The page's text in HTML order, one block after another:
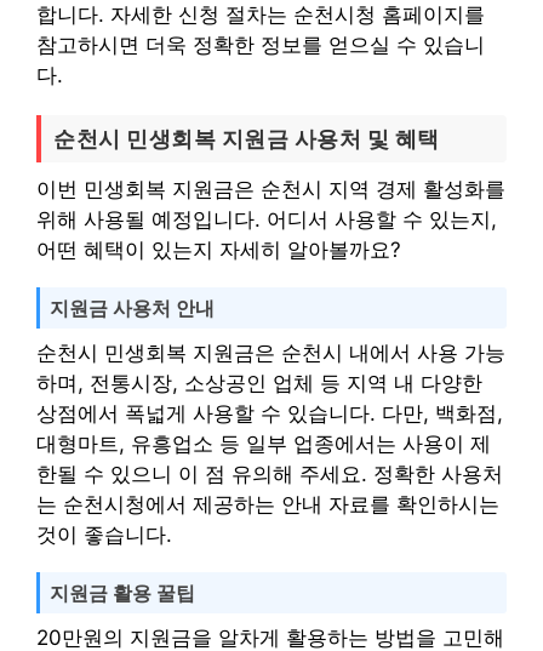
합니다. 자세한 신청 절차는 순천시청 홈페이지를
참고하시면 더욱 정확한 정보를 얻으실 수 있습니
다.
순천시 민생회복 지원금 사용처 및 혜택
이번 민생회복 지원금은 순천시 지역 경제 활성화를
위해 사용될 예정입니다. 어디서 사용할 수 있는지,
어떤 혜택이 있는지 자세히 알아볼까요?
지원금 사용처 안내
순천시 민생회복 지원금은 순천시 내에서 사용 가능
하며, 전통시장, 소상공인 업체 등 지역 내 다양한
상점에서 폭넓게 사용할 수 있습니다. 다만, 백화점,
대형마트, 유흥업소 등 일부 업종에서는 사용이 제
한될 수 있으니 이 점 유의해 주세요. 정확한 사용처
는 순천시청에서 제공하는 안내 자료를 확인하시는
것이 좋습니다.
지원금 활용 꿀팁
20만원의 지원금을 알차게 활용하는 방법을 고민해